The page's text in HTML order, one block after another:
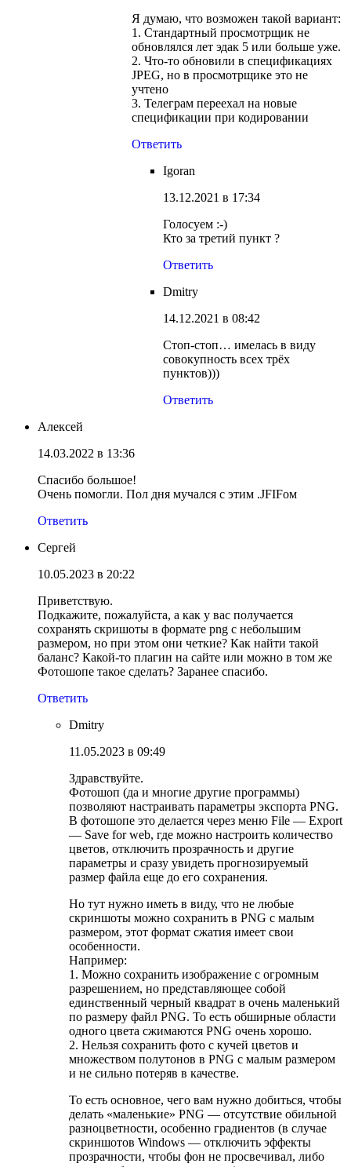
Я думаю, что возможен такой вариант:
1. Стандартный просмотрщик не
обновлялся лет эдак 5 или больше уже.
2. Что-то обновили в спецификациях
JPEG, но в просмотрщике это не
учтено
3. Телеграм переехал на новые
спецификации при кодировании
Ответить
Igoran
13.12.2021 в 17:34
Голосуем :-)
Кто за третий пункт ?
Ответить
Dmitry
14.12.2021 в 08:42
Стоп-стоп… имелась в виду
совокупность всех трёх
пунктов)))
Ответить
Алексей
14.03.2022 в 13:36
Спасибо большое!
Очень помогли. Пол дня мучался с этим .JFIFом
Ответить
Сергей
10.05.2023 в 20:22
Приветствую.
Подкажите, пожалуйста, а как у вас получается
сохранять скришоты в формате png с небольшим
размером, но при этом они четкие? Как найти такой
баланс? Какой-то плагин на сайте или можно в том же
Фотошопе такое сделать? Заранее спасибо.
Ответить
Dmitry
11.05.2023 в 09:49
Здравствуйте.
Фотошоп (да и многие другие программы)
позволяют настраивать параметры экспорта PNG.
В фотошопе это делается через меню File — Export
— Save for web, где можно настроить количество
цветов, отключить прозрачность и другие
параметры и сразу увидеть прогнозируемый
размер файла еще до его сохранения.
Но тут нужно иметь в виду, что не любые
скриншоты можно сохранить в PNG с малым
размером, этот формат сжатия имеет свои
особенности.
Например:
1. Можно сохранить изображение с огромным
разрешением, но представляющее собой
единственный черный квадрат в очень маленький
по размеру файл PNG. То есть обширные области
одного цвета сжимаются PNG очень хорошо.
2. Нельзя сохранить фото с кучей цветов и
множеством полутонов в PNG с малым размером
и не сильно потеряв в качестве.
То есть основное, чего вам нужно добиться, чтобы
делать «маленькие» PNG — отсутствие обильной
разноцветности, особенно градиентов (в случае
скриншотов Windows — отключить эффекты
прозрачности, чтобы фон не просвечивал, либо